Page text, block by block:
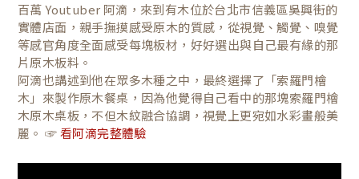
百萬 Youtuber 阿滴，來到有木位於台北市信義區吳興街的
實體店面，親手撫摸感受原木的質感，從視覺、觸覺、嗅覺
等感官角度全面感受每塊板材，好好選出與自己最有緣的那
片原木板料。
阿滴也講述到他在眾多木種之中，最終選擇了「索羅門檜
木」來製作原木餐桌，因為他覺得自己看中的那塊索羅門檜
木原木桌板，不但木紋融合協調，視覺上更宛如水彩畫般美
麗。 ☞ 看阿滴完整體驗